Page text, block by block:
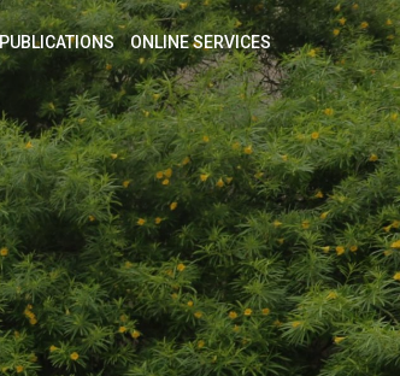
PUBLICATIONS ONLINE SERVICES